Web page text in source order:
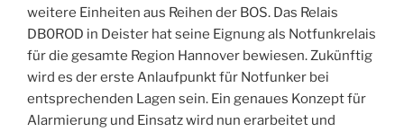
weitere Einheiten aus Reihen der BOS. Das Relais
DB0ROD in Deister hat seine Eignung als Notfunkrelais
für die gesamte Region Hannover bewiesen. Zukünftig
wird es der erste Anlaufpunkt für Notfunker bei
entsprechenden Lagen sein. Ein genaues Konzept für
Alarmierung und Einsatz wird nun erarbeitet und